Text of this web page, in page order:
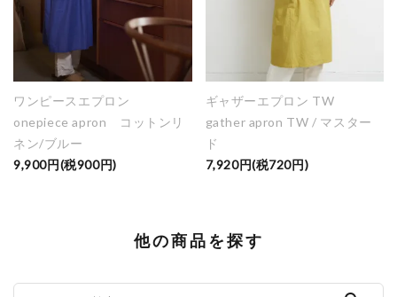
ワンピースエプロン
onepiece apron コットンリ
ネン/ブルー
9,900円(税900円)
ギャザーエプロン TW
gather apron TW / マスター
ド
7,920円(税720円)
他の商品を探す